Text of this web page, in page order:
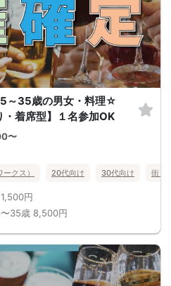
～35歳の男女・料理☆
着席型】１名参加OK
〜
クス） 20代向け 30代向け 街コ
1,500円
35歳 8,500円